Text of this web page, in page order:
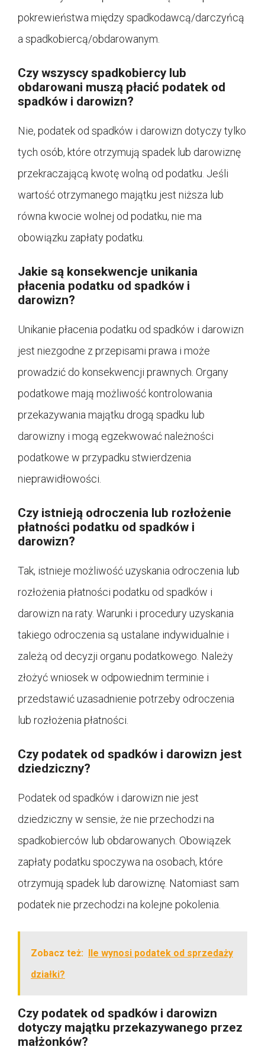
pokrewieństwa między spadkodawcą/darczyńcą
a spadkobiercą/obdarowanym.
Czy wszyscy spadkobiercy lub
obdarowani muszą płacić podatek od
spadków i darowizn?
Nie, podatek od spadków i darowizn dotyczy tylko
tych osób, które otrzymują spadek lub darowiznę
przekraczającą kwotę wolną od podatku. Jeśli
wartość otrzymanego majątku jest niższa lub
równa kwocie wolnej od podatku, nie ma
obowiązku zapłaty podatku.
Jakie są konsekwencje unikania
płacenia podatku od spadków i
darowizn?
Unikanie płacenia podatku od spadków i darowizn
jest niezgodne z przepisami prawa i może
prowadzić do konsekwencji prawnych. Organy
podatkowe mają możliwość kontrolowania
przekazywania majątku drogą spadku lub
darowizny i mogą egzekwować należności
podatkowe w przypadku stwierdzenia
nieprawidłowości.
Czy istnieją odroczenia lub rozłożenie
płatności podatku od spadków i
darowizn?
Tak, istnieje możliwość uzyskania odroczenia lub
rozłożenia płatności podatku od spadków i
darowizn na raty. Warunki i procedury uzyskania
takiego odroczenia są ustalane indywidualnie i
zależą od decyzji organu podatkowego. Należy
złożyć wniosek w odpowiednim terminie i
przedstawić uzasadnienie potrzeby odroczenia
lub rozłożenia płatności.
Czy podatek od spadków i darowizn jest
dziedziczny?
Podatek od spadków i darowizn nie jest
dziedziczny w sensie, że nie przechodzi na
spadkobierców lub obdarowanych. Obowiązek
zapłaty podatku spoczywa na osobach, które
otrzymują spadek lub darowiznę. Natomiast sam
podatek nie przechodzi na kolejne pokolenia.
Zobacz też: Ile wynosi podatek od sprzedaży
działki?
Czy podatek od spadków i darowizn
dotyczy majątku przekazywanego przez
małżonków?